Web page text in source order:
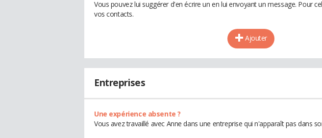
Vous pouvez lui suggérer d'en écrire un en lui envoyant un message. Pour
vos contacts.
Ajouter
Entreprises
Une expérience absente ?
Vous avez travaillé avec Anne dans une entreprise qui n'apparaît pas dans